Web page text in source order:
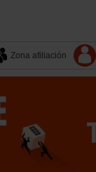
Zona afiliación